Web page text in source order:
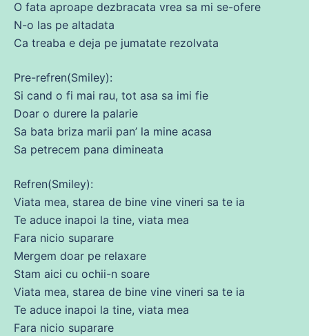
O fata aproape dezbracata vrea sa mi se-ofere
N-o las pe altadata
Ca treaba e deja pe jumatate rezolvata
Pre-refren(Smiley):
Si cand o fi mai rau, tot asa sa imi fie
Doar o durere la palarie
Sa bata briza marii pan’ la mine acasa
Sa petrecem pana dimineata
Refren(Smiley):
Viata mea, starea de bine vine vineri sa te ia
Te aduce inapoi la tine, viata mea
Fara nicio suparare
Mergem doar pe relaxare
Stam aici cu ochii-n soare
Viata mea, starea de bine vine vineri sa te ia
Te aduce inapoi la tine, viata mea
Fara nicio suparare